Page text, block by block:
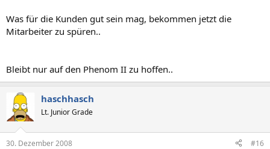
Was für die Kunden gut sein mag, bekommen jetzt die
Mitarbeiter zu spüren..
Bleibt nur auf den Phenom II zu hoffen..
haschhasch
Lt. Junior Grade
30. Dezember 2008 #16